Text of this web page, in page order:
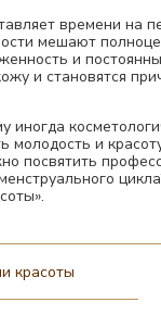
времени на
мешают
и
и становятся
иногда
молодость и
посвятить
красоты